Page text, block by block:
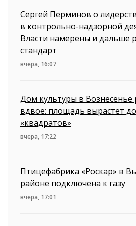
Сергей Перминов о
в контрольно-надзорной
Власти намерены и дальше
стандарт
вчера, 16:07
Дом культуры в Вознесенье
вдвое: площадь вырастет
«квадратов»
вчера, 17:22
Птицефабрика «Роскар» в
районе подключена к газу
вчера, 17:01